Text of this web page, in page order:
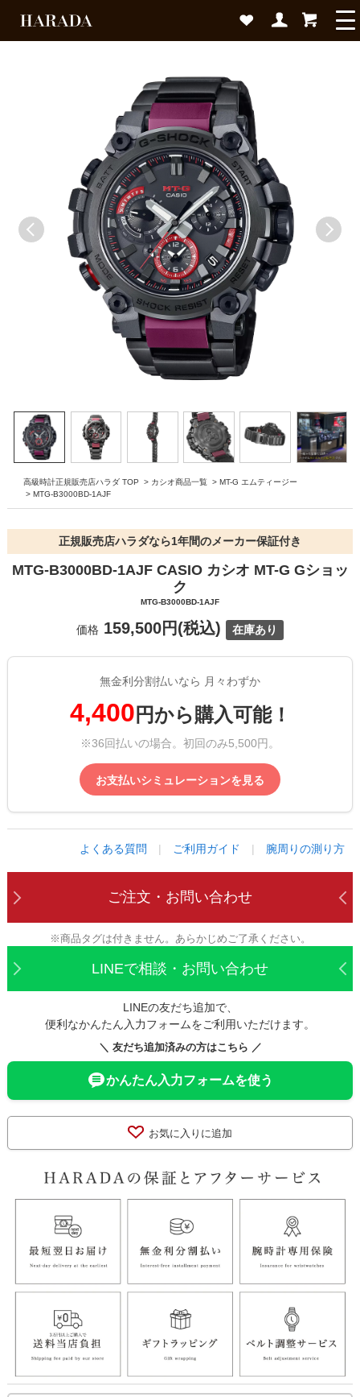
高級時計正規販売店ハラダ TOP > カシオ商品一覧 > MT-G エムティージー
> MTG-B3000BD-1AJF
正規販売店ハラダなら1年間のメーカー保証付き
MTG-B3000BD-1AJF CASIO カシオ MT-G Gショッ
ク
MTG-B3000BD-1AJF
価格 159,500円(税込) 在庫あり
無金利分割払いなら 月々わずか
4,400 円から購入可能！
※36回払いの場合。初回のみ5,500円。
お支払いシミュレーションを見る
よくある質問 | ご利用ガイド | 腕周りの測り方
ご注文・お問い合わせ
※商品タグは付きません。あらかじめご了承ください。
LINEで相談・お問い合わせ
LINEの友だち追加で、
便利なかんたん入力フォームをご利用いただけます。
＼ 友だち追加済みの方はこちら ／
かんたん入力フォームを使う
お気に入りに追加